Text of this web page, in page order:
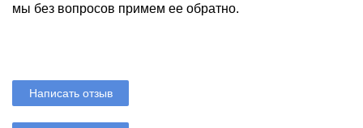
мы без вопросов примем ее обратно.
Написать отзыв